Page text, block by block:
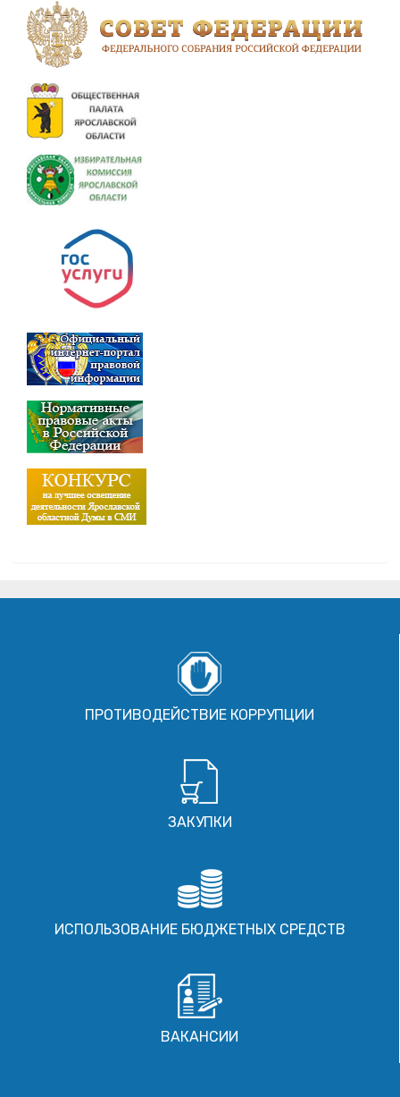
ПРОТИВОДЕЙСТВИЕ КОРРУПЦИИ
ЗАКУПКИ
ИСПОЛЬЗОВАНИЕ БЮДЖЕТНЫХ СРЕДСТВ
ВАКАНСИИ